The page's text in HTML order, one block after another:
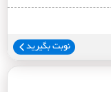
نوبت بگیرید